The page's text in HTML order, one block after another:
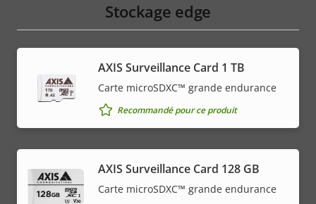
Stockage edge
AXIS Surveillance Card 1 TB
Carte microSDXC™ grande endurance
Recommandé pour ce produit
AXIS Surveillance Card 128 GB
Carte microSDXC™ grande endurance